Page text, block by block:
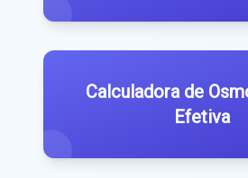
Calculadora de
Efetiva